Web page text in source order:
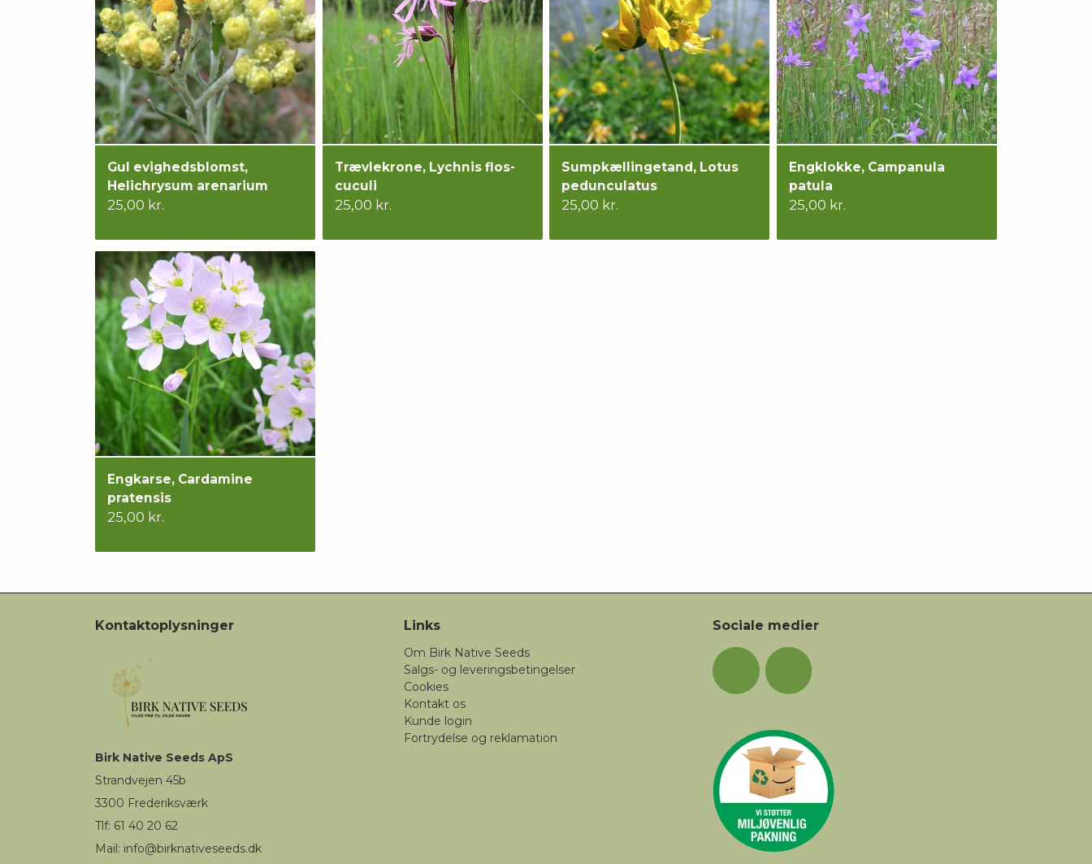
Gul evighedsblomst,
Helichrysum arenarium
25,00 kr.
Trævlekrone, Lychnis flos-
cuculi
25,00 kr.
Sumpkællingetand, Lotus
pedunculatus
25,00 kr.
Engklokke, Campanula
patula
25,00 kr.
Engkarse, Cardamine
pratensis
25,00 kr.
Kontaktoplysninger
Birk Native Seeds ApS
Strandvejen 45b
3300 Frederiksværk
Tlf: 61 40 20 62
Mail: info@birknativeseeds.dk
Links
Om Birk Native Seeds
Salgs- og leveringsbetingelser
Cookies
Kontakt os
Kunde login
Fortrydelse og reklamation
Sociale medier